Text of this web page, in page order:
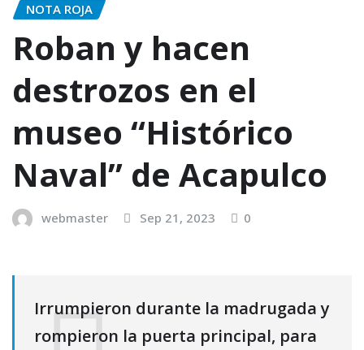
NOTA ROJA
Roban y hacen
destrozos en el
museo “Histórico
Naval” de Acapulco
webmaster Sep 21, 2023 0
Irrumpieron durante la madrugada y
rompieron la puerta principal, para